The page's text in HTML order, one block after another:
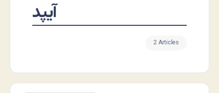
آیپد
2 Articles